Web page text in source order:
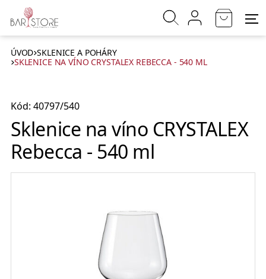
ÚVOD SKLENICE A POHÁRY
SKLENICE NA VÍNO CRYSTALEX REBECCA - 540 ML
Kód: 40797/540
Sklenice na víno CRYSTALEX
Rebecca - 540 ml